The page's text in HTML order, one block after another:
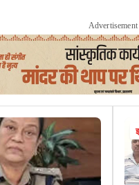
Advertisement